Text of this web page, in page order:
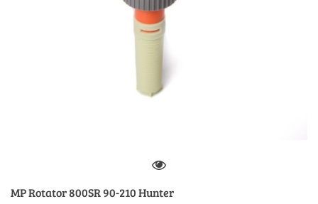
MP Rotator 800SR 90-210 Hunter